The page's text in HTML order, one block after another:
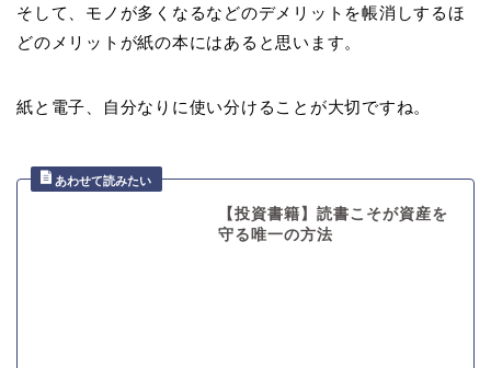
そして、モノが多くなるなどのデメリットを帳消しするほ
どのメリットが紙の本にはあると思います。
紙と電子、自分なりに使い分けることが大切ですね。
【投資書籍】読書こそが資産を
守る唯一の方法